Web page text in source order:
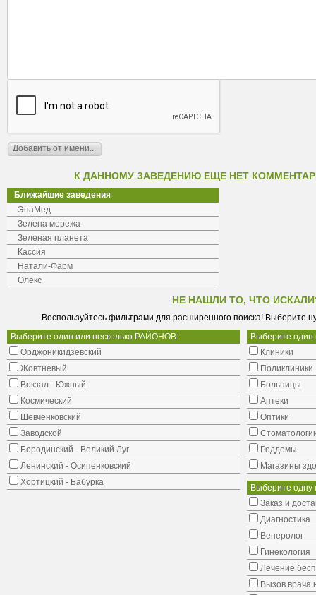
К ДАННОМУ ЗАВЕДЕНИЮ ЕЩЕ НЕТ
Ближайшие заведения
ЭнаМед
Зелена мережа
Зеленая планета
Кассия
Натали-Фарм
Олекс
НЕ НАШЛИ ТО, ЧТО
Воспользуйтесь фильтрами для расширенного поиска! Выберите
Выберите один или несколько РАЙОНОВ:
Орджоникидзевский
Жовтневый
Вокзал - Южный
Космический
Шевченковский
Заводской
Бородинский - Великий Луг
Ленинский - Осипенковский
Хортицкий - Бабурка
Выберите
Клиники
Поликлиники
Больницы
Аптеки
Оптики
Роддомы
Магазины
Выберите одну
Заказ и
Диагностика
Венеролог
Гинекология
Лечение
Вызов врача